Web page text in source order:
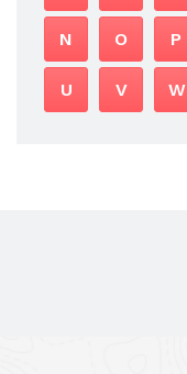
N O P
U V W